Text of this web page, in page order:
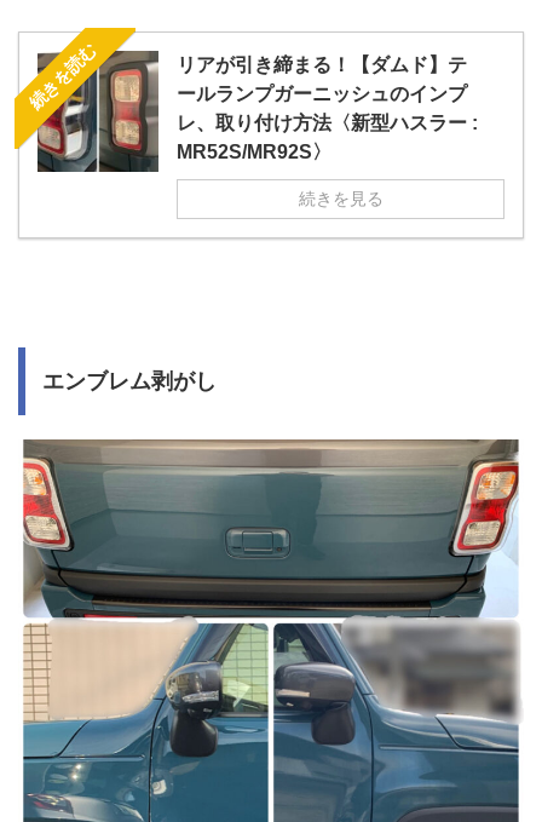
続きを読む
リアが引き締まる！【ダムド】テ
ールランプガーニッシュのインプ
レ、取り付け方法〈新型ハスラー :
MR52S/MR92S〉
続きを見る
エンブレム剥がし